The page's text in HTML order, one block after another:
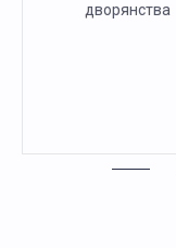
дворянства